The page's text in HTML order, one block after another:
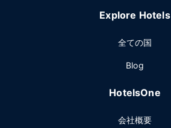
Explore Hotels
全ての国
Blog
HotelsOne
会社概要